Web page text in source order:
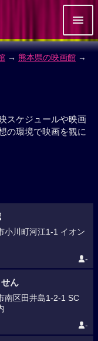
→ 熊本県の映画館 →
スケジュールや映画
の環境で映画を観に
小川町河江1-1 イオン
-
ん
南区田井島1-2-1 SC
-